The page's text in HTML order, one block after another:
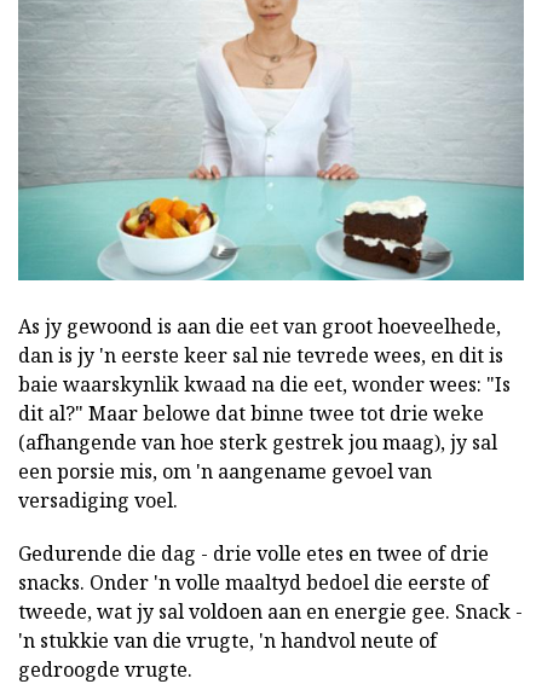
As jy gewoond is aan die eet van groot hoeveelhede,
dan is jy 'n eerste keer sal nie tevrede wees, en dit is
baie waarskynlik kwaad na die eet, wonder wees: "Is
dit al?" Maar belowe dat binne twee tot drie weke
(afhangende van hoe sterk gestrek jou maag), jy sal
een porsie mis, om 'n aangename gevoel van
versadiging voel.
Gedurende die dag - drie volle etes en twee of drie
snacks. Onder 'n volle maaltyd bedoel die eerste of
tweede, wat jy sal voldoen aan en energie gee. Snack -
'n stukkie van die vrugte, 'n handvol neute of
gedroogde vrugte.